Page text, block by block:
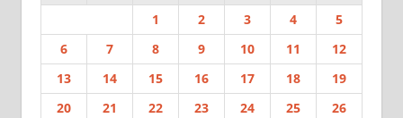
1
2 3 4
5
6
7 8 9 10 11
12
13
14 15 16 17 18
19
20
21 22 23 24 25
26